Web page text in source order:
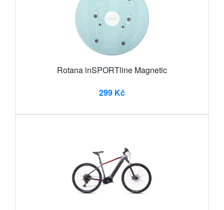
Rotana inSPORTline Magnetic
299 Kč